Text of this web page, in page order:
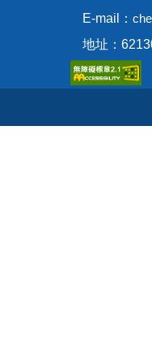
E-mail：
地址：